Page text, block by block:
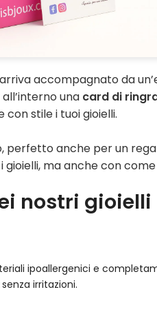
accompagnato da
una card di
con stile i tuoi gioielli.
perfetto anche per un
gioielli, ma anche con
nostri gioielli
ipoallergenici e
irritazioni.